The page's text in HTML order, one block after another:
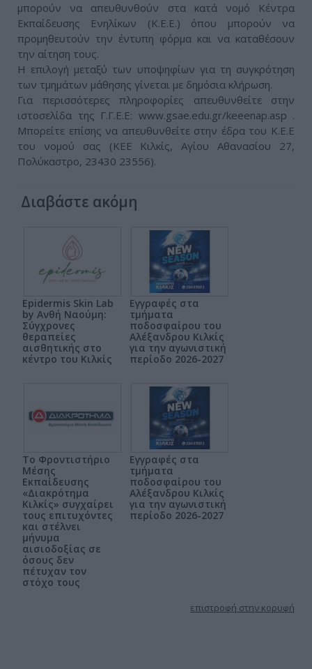
μπορούν να απευθυνθούν στα κατά νομό Κέντρα
Εκπαίδευσης Ενηλίκων (Κ.Ε.Ε.) όπου μπορούν να
προμηθευτούν την έντυπη φόρμα και να καταθέσουν
την αίτηση τους.
Η επιλογή μεταξύ των υποψηφίων για τη συγκρότηση
των τμημάτων μάθησης γίνεται με δημόσια κλήρωση.
Για περισσότερες πληροφορίες απευθυνθείτε στην
ιστοσελίδα της Γ.Γ.Ε.Ε: www.gsae.edu.gr/keeenap.asp .
Μπορείτε επίσης να απευθυνθείτε στην έδρα του Κ.Ε.Ε
του νομού σας (KEE Κιλκίς, Αγίου Αθανασίου 27,
Πολύκαστρο, 23430 23556).
Διαβάστε ακόμη
Epidermis Skin Lab
by Ανθή Ναούμη:
Σύγχρονες
θεραπείες
αισθητικής στο
κέντρο του Κιλκίς
Εγγραφές στα
τμήματα
ποδοσφαίρου του
Αλέξανδρου Κιλκίς
για την αγωνιστική
περίοδο 2026-2027
Το Φροντιστήριο
Μέσης
Εκπαίδευσης
«Διακρότημα
Κιλκίς» συγχαίρει
τους επιτυχόντες
και στέλνει
μήνυμα
αισιοδοξίας σε
όσους δεν
πέτυχαν τον
στόχο τους
Εγγραφές στα
τμήματα
ποδοσφαίρου του
Αλέξανδρου Κιλκίς
για την αγωνιστική
περίοδο 2026-2027
επιστροφή στην κορυφή